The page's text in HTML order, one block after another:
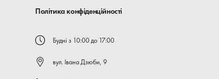
Політика конфіденційності
Будні з 10:00 до 17:00
вул. Івана Дзюби, 9